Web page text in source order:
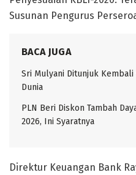
Susunan Pengurus
BACA JUGA
Sri Mulyani Ditunjuk
Dunia
PLN Beri Diskon Tambah
2026, Ini Syaratnya
Direktur Keuangan Bank